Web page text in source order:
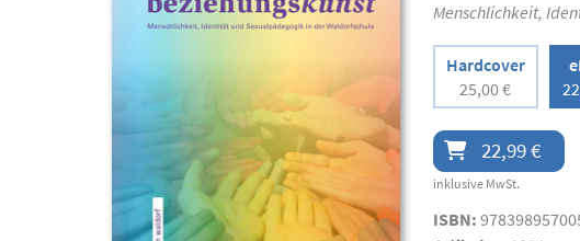
Menschlichkeit,
Hardcover
25,00 €
22,99 €
inklusive MwSt.
ISBN: